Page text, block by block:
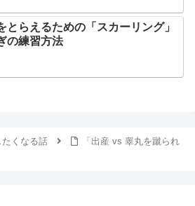
とらえるための「スカーリング」
の練習方法
たくなる話
「出産 vs 睾丸を蹴られ